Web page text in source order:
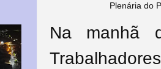
Plenária do
Na manhã